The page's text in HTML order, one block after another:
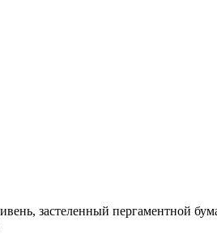
застеленный пергаментной